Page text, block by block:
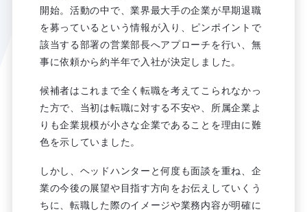
開始。活動の中で、業界最大手の企業が早期退職
を募っているという情報が入り、ピンポイントで
該当する部署の営業部長へアプローチを行い、無
事に依頼から約半年で入社が決定しました。
候補者はこれまで全く転職を考えてこられなかっ
た方で、当初は転職に対する不安や、所属企業よ
りも企業規模が小さな企業であることを理由に難
色を示していました。
しかし、ヘッドハンターと何度も面談を重ね、企
業の今後の展望や目指す方向をお伝えしていくう
ちに、転職した際のイメージや業務内容が明確に